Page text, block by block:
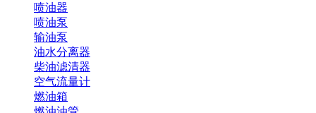
喷油器
喷油泵
输油泵
油水分离器
柴油滤清器
空气流量计
燃油箱